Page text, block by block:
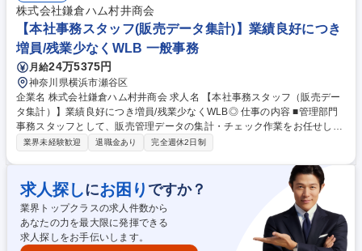
電話対応など ※草加・鹿浜・川口芝営業所の3拠点を日々行き来して担当
いただきます。 募集職種 【草加/内職進行管理】未経験歓迎！アニメやア
イドルグッズの納品までサポート
株式会社鎌倉ハム村井商会
【本社事務スタッフ(販売データ集計)】業績良好につき
増員/残業少なくWLB 一般事務
月給24万5375円
神奈川県横浜市瀬谷区
企業名 株式会社鎌倉ハム村井商会 求人名 【本社事務スタッフ（販売デー
タ集計）】業績良好につき増員/残業少なくWLB◎ 仕事の内容 ■管理部門
事務スタッフとして、販売管理データの集計・チェック作業をお任せしま
す。 【具体的には】 ■基幹システムを使用した、売上や売掛金、商品在庫
日の入金管理 ■各部署との連絡対応 ※先輩社員もほとんどが未経験からの
スタートです。ひとつずつお教えしますのでご安心ください。 募集職種
【本社事務スタッフ（販売データ集計）】業績良好につき増員/残業少なく
WLB◎
業界未経験歓迎 退職金あり 完全週休2日制
求人探しにお困り ですか？
業界トップクラスの求人件数から
あなたの力を最大限に発揮できる
求人探しをお手伝いします。